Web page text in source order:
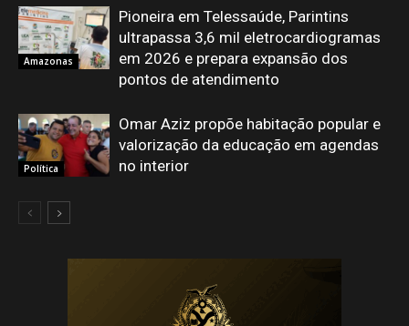
Amazonas
Pioneira em Telessaúde, Parintins
ultrapassa 3,6 mil eletrocardiogramas
em 2026 e prepara expansão dos
pontos de atendimento
Política
Omar Aziz propõe habitação popular e
valorização da educação em agendas
no interior